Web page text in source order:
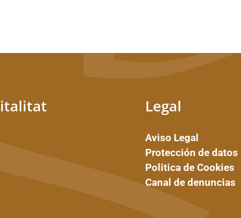
Legal
Aviso Legal
Protección de datos
Politica de Cookies
Canal de denuncias